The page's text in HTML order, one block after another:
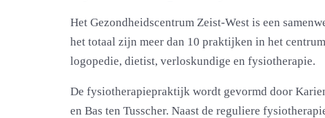
Het Gezondheidscentrum Zeist-West is een
het totaal zijn meer dan 10 praktijken in het
logopedie, dietist, verloskundige en fysiotherapie.
De fysiotherapiepraktijk wordt gevormd door
en Bas ten Tusscher. Naast de reguliere